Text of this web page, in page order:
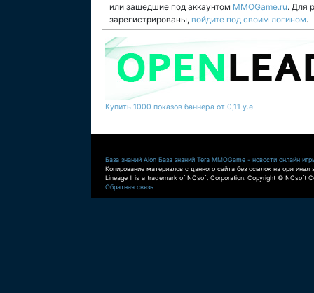
или зашедшие под аккаунтом MMOGame.ru. Для
зарегистрированы, войдите под своим логином.
Купить 1000 показов баннера от 0,11 у.е.
База знаний Aion База знаний Tera MMOGame - новости онлайн
Копирование материалов с данного сайта без ссылок на оригинал
Lineage II is a trademark of NCsoft Corporation. Copyright © NCsoft
Обратная связь